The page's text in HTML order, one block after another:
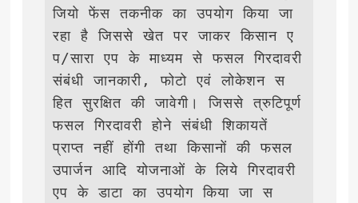
जियो फेंस तकनीक का उपयोग किया जा
रहा है जिससे खेत पर जाकर किसान ए
प/सारा एप के माध्‍यम से फसल गिरदावरी
संबंधी जानकारी, फोटो एवं लोकेशन स
हित सुरक्षित की जावेगी। जिससे त्रुटिपूर्ण
फसल गिरदावरी होने संबंधी शिकायतें
प्राप्‍त नहीं होंगी तथा किसानों की फसल
उपार्जन आदि योजनाओं के लिये गिरदावरी
एप के डाटा का उपयोग किया जा स